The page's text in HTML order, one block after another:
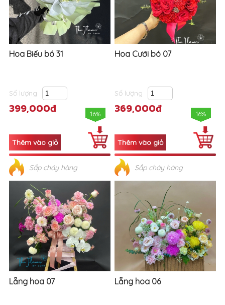
Hoa Biếu bó 31
Số lượng
399,000đ 16%
Sắp cháy hàng
Hoa Cưới bó 07
Số lượng
369,000đ 16%
Sắp cháy hàng
Lẵng hoa 07 Lẵng hoa 06